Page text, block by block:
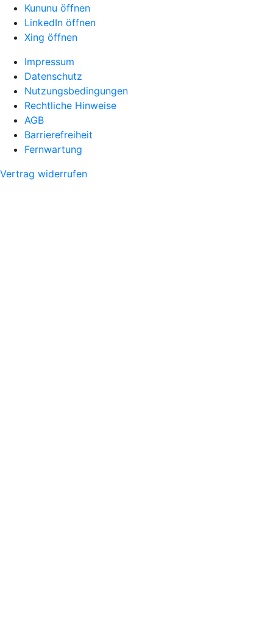
Kununu öffnen
LinkedIn öffnen
Xing öffnen
Impressum
Datenschutz
Nutzungsbedingungen
Rechtliche Hinweise
AGB
Barrierefreiheit
Fernwartung
Vertrag widerrufen